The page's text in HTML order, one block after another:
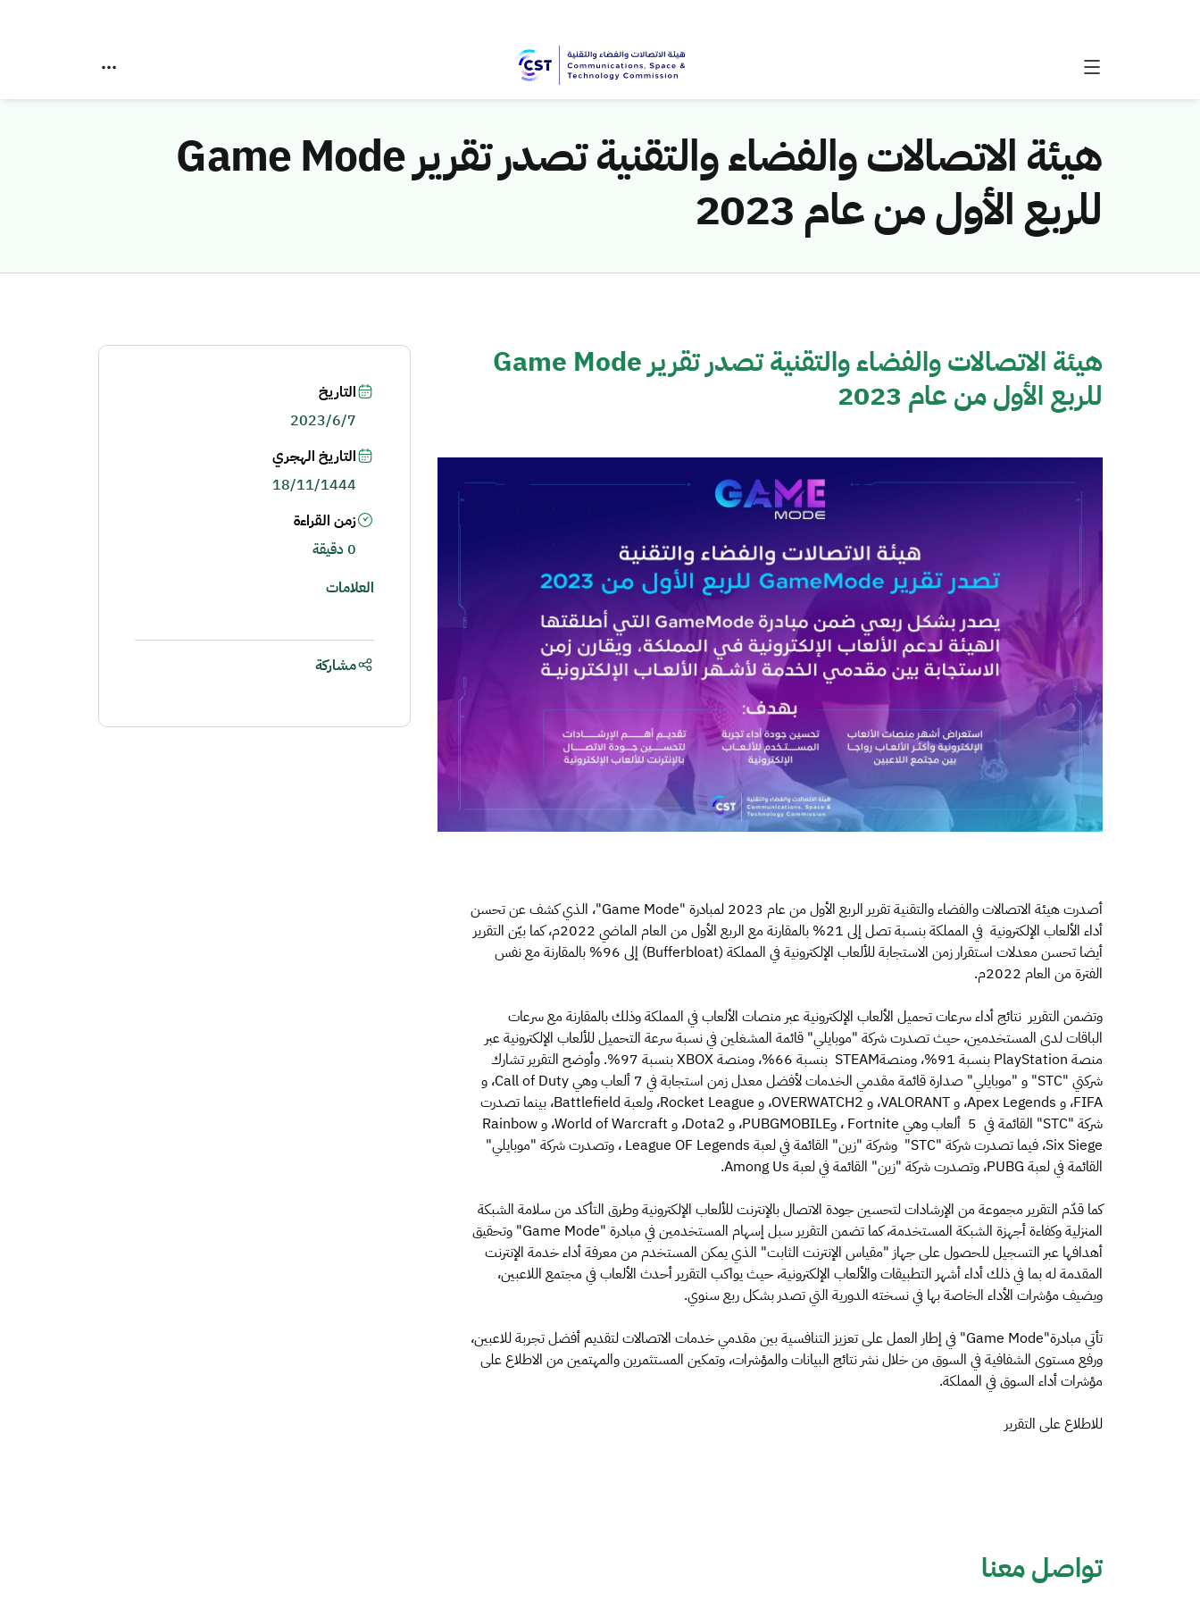
هيئة الاتصالات والفضاء والتقنية تصدر تقرير Game Mode
للربع الأول من عام 2023
هيئة الاتصالات والفضاء والتقنية تصدر تقرير Game Mode
للربع الأول من عام 2023
أصدرت هيئة الاتصالات والفضاء والتقنية تقرير الربع الأول من عام 2023 لمبادرة "Game Mode"، الذي كشف عن تحسن
أداء الألعاب الإلكترونية في المملكة بنسبة تصل إلى 21% بالمقارنة مع الربع الأول من العام الماضي 2022م، كما بيّن التقرير
أيضا تحسن معدلات استقرار زمن الاستجابة للألعاب الإلكترونية في المملكة (Bufferbloat) إلى 96% بالمقارنة مع نفس
الفترة من العام 2022م.
وتضمن التقرير نتائج أداء سرعات تحميل الألعاب الإلكترونية عبر منصات الألعاب في المملكة وذلك بالمقارنة مع سرعات
الباقات لدى المستخدمين، حيث تصدرت شركة "موبايلي" قائمة المشغلين في نسبة سرعة التحميل للألعاب الإلكترونية عبر
منصة PlayStation بنسبة 91%، ومنصةSTEAM بنسبة 66%، ومنصة XBOX بنسبة 97%. وأوضح التقرير تشارك
شركتي "STC" و "موبايلي" صدارة قائمة مقدمي الخدمات لأفضل معدل زمن استجابة في 7 ألعاب وهي Call of Duty، و
FIFA، و Apex Legends، و VALORANT، و OVERWATCH2، و Rocket League، ولعبة Battlefield، بينما تصدرت
شركة "STC" القائمة في 5 ألعاب وهي Fortnite ، وPUBGMOBILE، و Dota2، و World of Warcraft، و Rainbow
Six Siege، فيما تصدرت شركة "STC" وشركة "زين" القائمة في لعبة League OF Legends ، وتصدرت شركة "موبايلي"
القائمة في لعبة PUBG، وتصدرت شركة "زين" القائمة في لعبة Among Us.
كما قدّم التقرير مجموعة من الإرشادات لتحسين جودة الاتصال بالإنترنت للألعاب الإلكترونية وطرق التأكد من سلامة الشبكة
المنزلية وكفاءة أجهزة الشبكة المستخدمة، كما تضمن التقرير سبل إسهام المستخدمين في مبادرة "Game Mode" وتحقيق
أهدافها عبر التسجيل للحصول على جهاز "مقياس الإنترنت الثابت" الذي يمكن المستخدم من معرفة أداء خدمة الإنترنت
المقدمة له بما في ذلك أداء أشهر التطبيقات والألعاب الإلكترونية، حيث يواكب التقرير أحدث الألعاب في مجتمع اللاعبين،
ويضيف مؤشرات الأداء الخاصة بها في نسخته الدورية التي تصدر بشكل ربع سنوي.
تأتي مبادرة"Game Mode" في إطار العمل على تعزيز التنافسية بين مقدمي خدمات الاتصالات لتقديم أفضل تجربة للاعبين،
ورفع مستوى الشفافية في السوق من خلال نشر نتائج البيانات والمؤشرات، وتمكين المستثمرين والمهتمين من الاطلاع على
مؤشرات أداء السوق في المملكة.
للاطلاع على التقرير
التاريخ
2023/6/7
التاريخ الهجري
18/11/1444
زمن القراءة
0 دقيقة
العلامات
مشاركة
تواصل معنا